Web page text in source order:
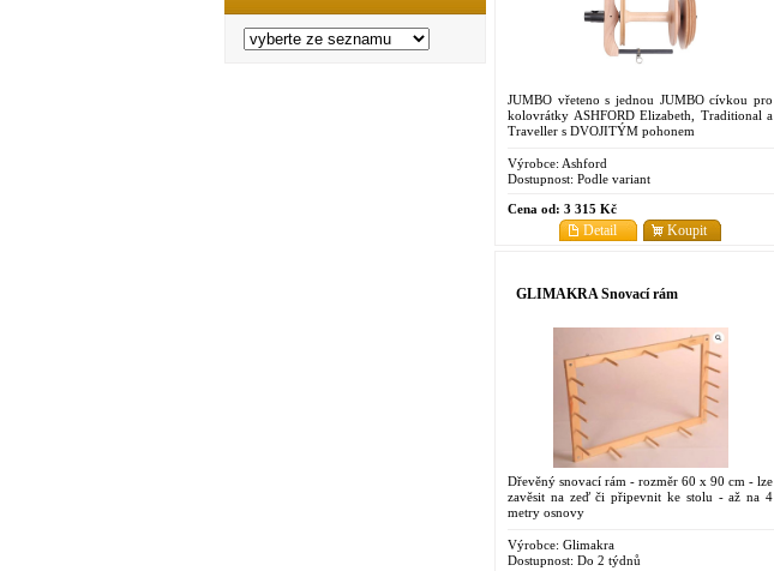
JUMBO vřeteno s jednou JUMBO cívkou pro
kolovrátky ASHFORD Elizabeth, Traditional a
Traveller s DVOJITÝM pohonem
Výrobce: Ashford
Dostupnost: Podle variant
Cena od: 3 315 Kč
Koupit
Detail
GLIMAKRA Snovací rám
Dřevěný snovací rám - rozměr 60 x 90 cm - lze
zavěsit na zeď či připevnit ke stolu - až na 4
metry osnovy
Výrobce: Glimakra
Dostupnost: Do 2 týdnů